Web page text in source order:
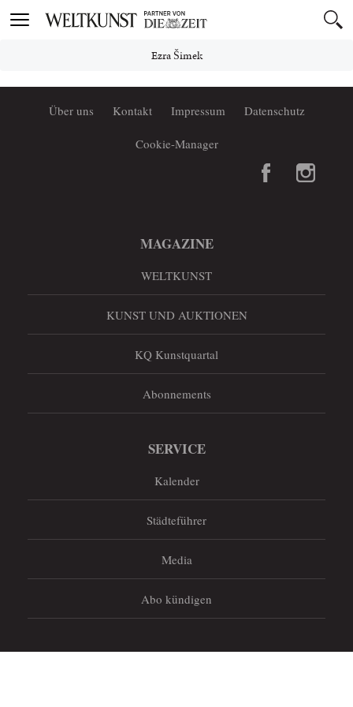
Toggle
Ezra Šimek
Über uns Kontakt Impressum Datenschutz
Cookie-Manager
MAGAZINE
WELTKUNST
KUNST UND AUKTIONEN
KQ Kunstquartal
Abonnements
SERVICE
Kalender
Städteführer
Media
Abo kündigen